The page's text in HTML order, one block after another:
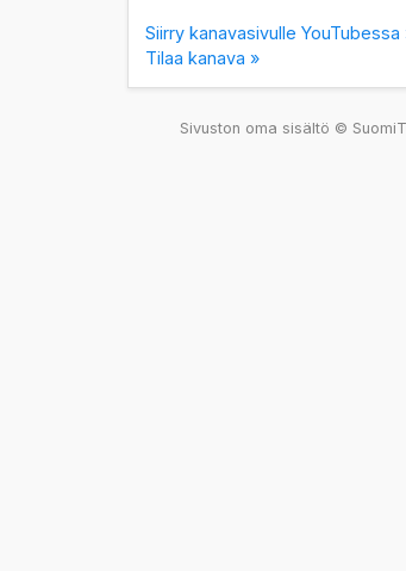
Siirry kanavasivulle YouTubessa
Tilaa kanava »
Sivuston oma sisältö ©